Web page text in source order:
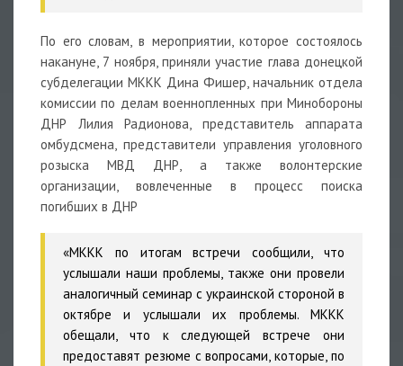
По его словам, в мероприятии, которое состоялось
накануне, 7 ноября, приняли участие глава донецкой
субделегации МККК Дина Фишер, начальник отдела
комиссии по делам военнопленных при Минобороны
ДНР Лилия Радионова, представитель аппарата
омбудсмена, представители управления уголовного
розыска МВД ДНР, а также волонтерские
организации, вовлеченные в процесс поиска
погибших в ДНР
«МККК по итогам встречи сообщили, что
услышали наши проблемы, также они провели
аналогичный семинар с украинской стороной в
октябре и услышали их проблемы. МККК
обещали, что к следующей встрече они
предоставят резюме с вопросами, которые, по